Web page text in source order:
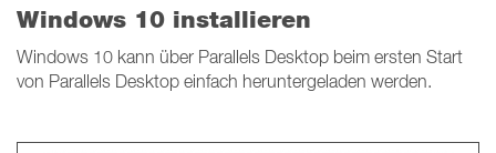
Windows 10 installieren
Windows 10 kann über Parallels Desktop beim ersten Start
von Parallels Desktop einfach heruntergeladen werden.